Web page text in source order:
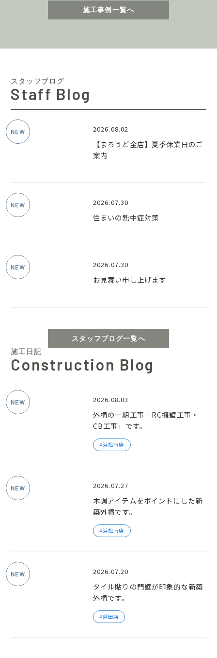
施工事例一覧へ
スタッフブログ
Staff Blog
2026.08.02
【まろうど全店】夏季休業日のご
案内
2026.07.30
住まいの熱中症対策
2026.07.30
お見舞い申し上げます
スタッフブログ一覧へ
施工日記
Construction Blog
2026.08.03
外構の一期工事「RC擁壁工事・
CB工事」です。
浜松南店
2026.07.27
木調アイテムをポイントにした新
築外構です。
浜松南店
2026.07.20
タイル貼りの門壁が印象的な新築
外構です。
磐田店